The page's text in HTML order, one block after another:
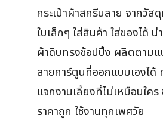
กระเป๋าผ้าสกรีนลาย จากวัส
ใบเล็กๆ ใส่สินค้า ใส่ของได้ น่
ผ้าดิบทรงช้อปปิ้ง ผลิตตาม
ลายการ์ตูนที่ออกแบบเองได้
แจกงานเลี้ยงที่ไม่เหมือนใค
ราคาถูก ใช้งานทุกเพศวัย